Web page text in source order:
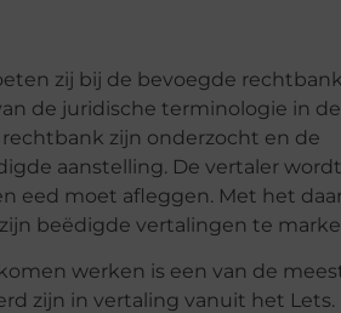
zij bij de bevoegde
de juridische terminologie in
zijn onderzocht en de
aanstelling. De vertaler wordt
eed moet afleggen. Met het
beëdigde vertalingen te
werken is een van de
zijn in vertaling vanuit het Lets.